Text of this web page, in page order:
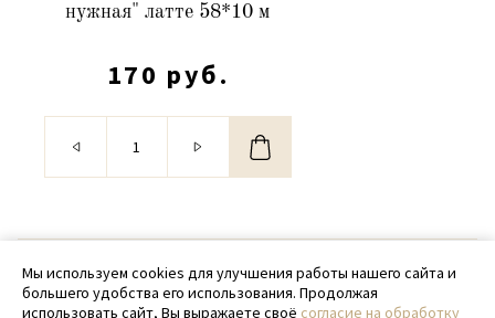
нужная" латте 58*10 м
170 руб.
© 2020 - 2026 SamPack
+ 7 (918) 699-97-87
Мы используем cookies для улучшения работы нашего сайта и
большего удобства его использования. Продолжая
использовать сайт, Вы выражаете своё согласие на обработку